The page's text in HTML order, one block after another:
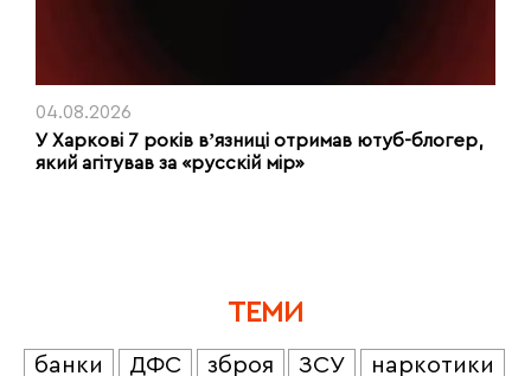
04.08.2026
У Харкові 7 років вʼязниці отримав ютуб-блогер,
який агітував за «русскій мір»
ТЕМИ
банки ДФС зброя ЗСУ
наркотики